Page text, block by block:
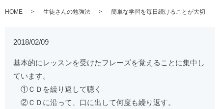
HOME 生徒さんの勉強法 簡単な学習を毎日続けることが大切
2018/02/09
基本的にレッスンを受けたフレーズを覚えることに集中し
ています。
①ＣＤを繰り返して聴く
②ＣＤに沿って、口に出して何度も繰り返す。